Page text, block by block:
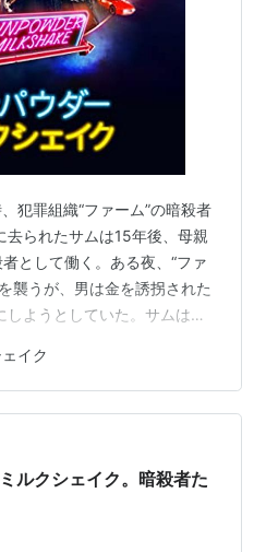
犯罪組織“ファーム”の暗殺者
去られたサムは15年後、母親
として働く。ある夜、“ファ
襲うが、男は金を誘拐された
ようとしていた。サムは男
ファーム”は刺客たちにサムを
くなる血清を注射されてしま
イク
ルクシェイク。暗殺者た